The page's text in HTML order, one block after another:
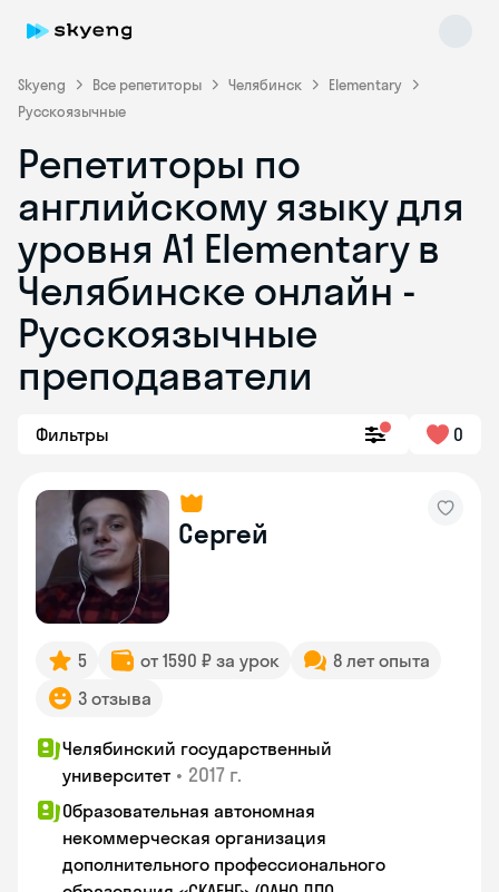
Skyeng Все репетиторы Челябинск
Elementary
Русскоязычные
Репетиторы по
английскому языку для
уровня A1 Elementary в
Челябинске онлайн -
Русскоязычные
преподаватели
Фильтры 0
Сергей
5 от 1590 ₽ за урок
8 лет опыта
3 отзыва
Челябинский государственный
университет • 2017 г.
Образовательная автономная
некоммерческая организация
дополнительного профессионального
Skyeng Chat